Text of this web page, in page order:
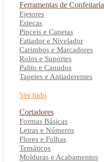
Ferramentas de Confeitaria
Ejetores
Estecas
Pinceis e Canetas
Fatiador e Nivelador
Carimbos e Marcadores
Rolos e Suportes
Palito e Canudos
Tapetes e Antiaderentes
Ver tudo
Cortadores
Formas Básicas
Letras e Números
Flores e Folhas
Temáticos
Molduras e Acabamentos